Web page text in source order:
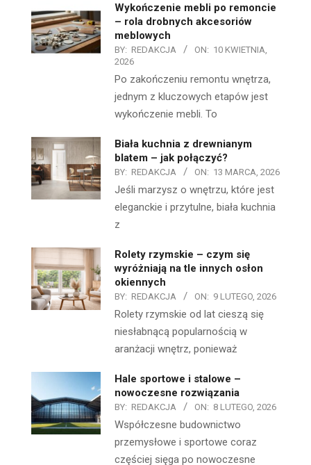
Wykończenie mebli po remoncie
– rola drobnych akcesoriów
meblowych
BY: REDAKCJA ON: 10 KWIETNIA,
2026
Po zakończeniu remontu wnętrza,
jednym z kluczowych etapów jest
wykończenie mebli. To
Biała kuchnia z drewnianym
blatem – jak połączyć?
BY: REDAKCJA ON: 13 MARCA, 2026
Jeśli marzysz o wnętrzu, które jest
eleganckie i przytulne, biała kuchnia
z
Rolety rzymskie – czym się
wyróżniają na tle innych osłon
okiennych
BY: REDAKCJA ON: 9 LUTEGO, 2026
Rolety rzymskie od lat cieszą się
niesłabnącą popularnością w
aranżacji wnętrz, ponieważ
Hale sportowe i stalowe –
nowoczesne rozwiązania
BY: REDAKCJA ON: 8 LUTEGO, 2026
Współczesne budownictwo
przemysłowe i sportowe coraz
częściej sięga po nowoczesne